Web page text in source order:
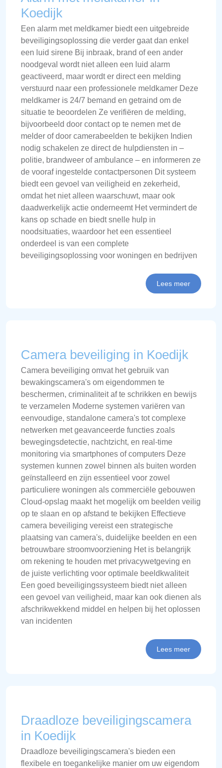
Koedijk
Een alarm met meldkamer biedt een uitgebreide
beveiligingsoplossing die verder gaat dan enkel
een luid sirene Bij inbraak, brand of een ander
noodgeval wordt niet alleen een luid alarm
geactiveerd, maar wordt er direct een melding
verstuurd naar een professionele meldkamer Deze
meldkamer is 24/7 bemand en getraind om de
situatie te beoordelen Ze verifiëren de melding,
bijvoorbeeld door contact op te nemen met de
melder of door camerabeelden te bekijken Indien
nodig schakelen ze direct de hulpdiensten in –
politie, brandweer of ambulance – en informeren ze
de vooraf ingestelde contactpersonen Dit systeem
biedt een gevoel van veiligheid en zekerheid,
omdat het niet alleen waarschuwt, maar ook
daadwerkelijk actie onderneemt Het vermindert de
kans op schade en biedt snelle hulp in
noodsituaties, waardoor het een essentieel
onderdeel is van een complete
beveiligingsoplossing voor woningen en bedrijven
Lees meer
Camera beveiliging in Koedijk
Camera beveiliging omvat het gebruik van
bewakingscamera's om eigendommen te
beschermen, criminaliteit af te schrikken en bewijs
te verzamelen Moderne systemen variëren van
eenvoudige, standalone camera's tot complexe
netwerken met geavanceerde functies zoals
bewegingsdetectie, nachtzicht, en real-time
monitoring via smartphones of computers Deze
systemen kunnen zowel binnen als buiten worden
geïnstalleerd en zijn essentieel voor zowel
particuliere woningen als commerciële gebouwen
Cloud-opslag maakt het mogelijk om beelden veilig
op te slaan en op afstand te bekijken Effectieve
camera beveiliging vereist een strategische
plaatsing van camera's, duidelijke beelden en een
betrouwbare stroomvoorziening Het is belangrijk
om rekening te houden met privacywetgeving en
de juiste verlichting voor optimale beeldkwaliteit
Een goed beveiligingssysteem biedt niet alleen
een gevoel van veiligheid, maar kan ook dienen als
afschrikwekkend middel en helpen bij het oplossen
van incidenten
Lees meer
Draadloze beveiligingscamera
in Koedijk
Draadloze beveiligingscamera's bieden een
flexibele en toegankelijke manier om uw eigendom